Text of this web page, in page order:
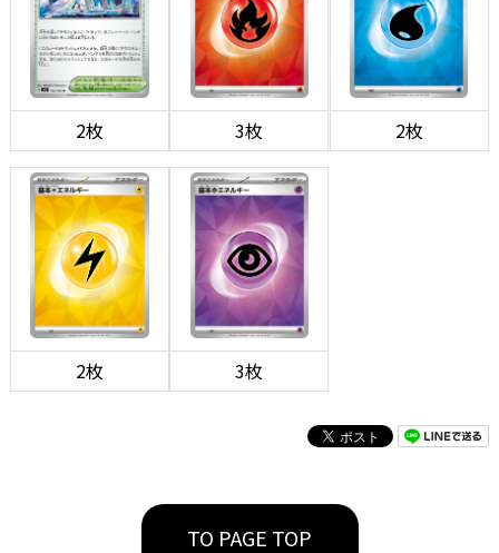
2枚 3枚 2枚
2枚 3枚
TO PAGE TOP